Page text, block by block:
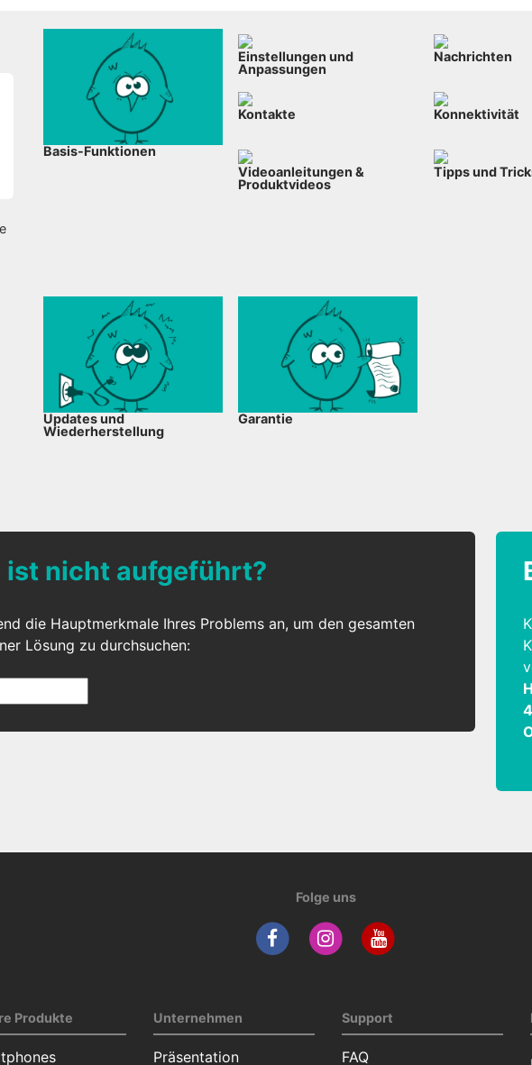
Basis-Funktionen
Einstellungen und
Anpassungen
Nachrichten
Kontakte Konnektivität
Videoanleitungen &
Produktvideos
Tipps und
Updates und
Wiederherstellung
Garantie
ist nicht aufgeführt?
die Hauptmerkmale Ihres Problems an, um den gesamten
Lösung zu durchsuchen:
Folge uns
Produkte Unternehmen
Präsentation
Support
FAQ